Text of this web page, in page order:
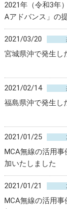
2021年（令和3年
Aアドバンス」の
2021/03/20
宮城県沖で発生し
2021/02/14
福島県沖で発生し
2021/01/25
MCA無線の活用
加いたしました
2021/01/21
MCA無線の活用